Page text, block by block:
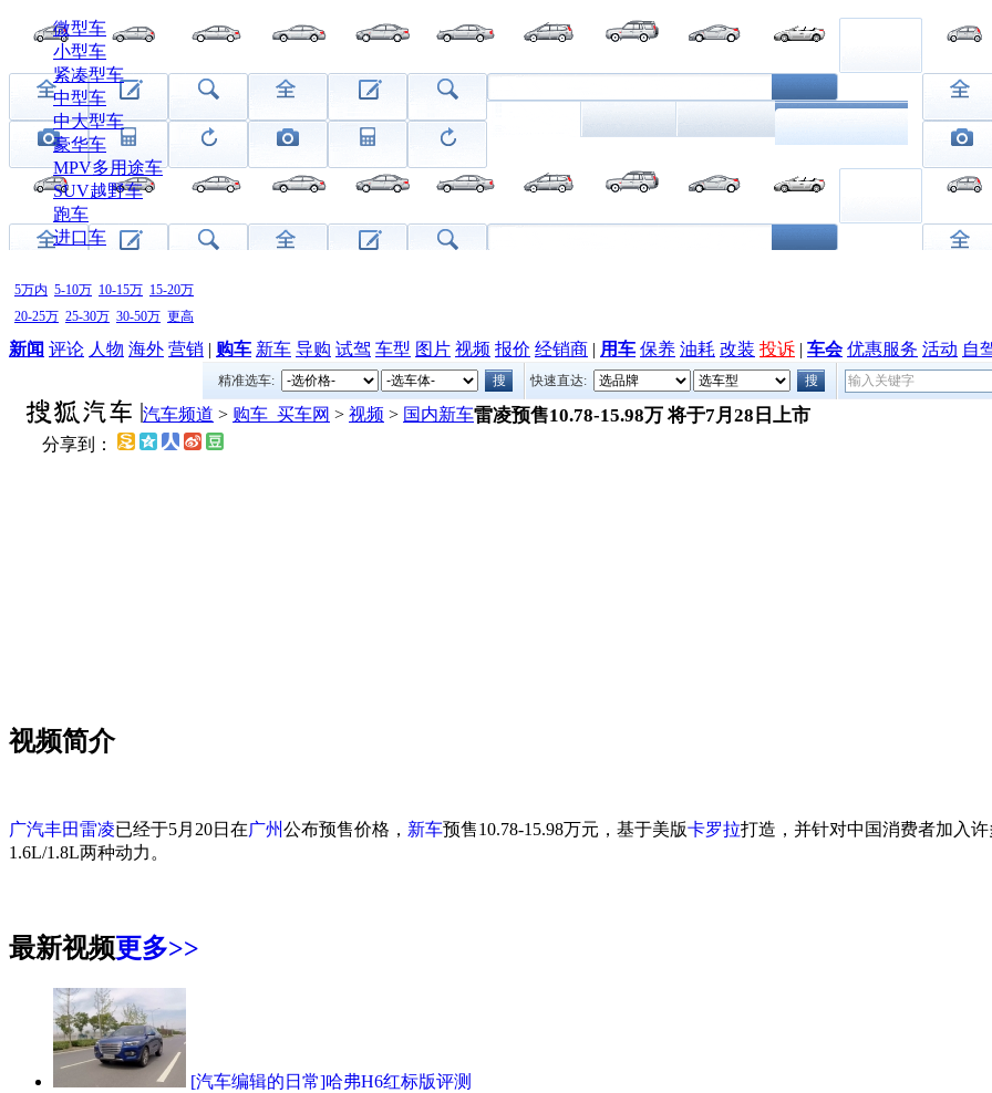
微型车
小型车
紧凑型车
中型车
中大型车
豪华车
MPV多用途车
SUV越野车
跑车
进口车
5万内 5-10万 10-15万 15-20万
20-25万 25-30万 30-50万 更高
新闻 评论 人物 海外 营销 | 购车 新车 导购 试驾 车型 图片 视频 报价 经销商 | 用车 保养 油耗 改装 投诉 | 车会 优惠服务 活动 自
精准选车: 快速直达:
汽车频道 > 购车_买车网 > 视频 > 国内新车雷凌预售10.78-15.98万 将于7月28日上市
分享到：
视频简介
广汽丰田雷凌已经于5月20日在广州公布预售价格， 新车预售10.78-15.98万元，基于美版卡罗拉打造，并针对中国消费者加入
1.6L/1.8L两种动力。
最新视频更多>>
[汽车编辑的日常]哈弗H6红标版评测